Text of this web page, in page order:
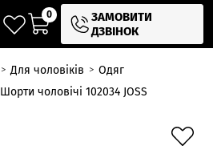
0
ЗАМОВИТИ
ДЗВІНОК
Для чоловіків
Одяг
Шорти чоловічі 102034 JOSS